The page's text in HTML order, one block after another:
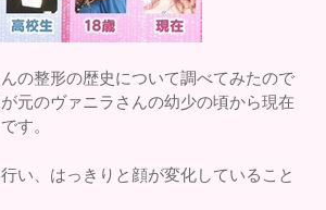
の整形の歴史について調べてみたので
元のヴァニラさんの幼少の頃から現在
す。
い、はっきりと顔が変化していること